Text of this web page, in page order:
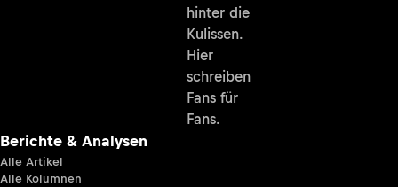
hinter die
Kulissen.
Hier
schreiben
Fans für
Fans.
Berichte & Analysen
Alle Artikel
Alle Kolumnen